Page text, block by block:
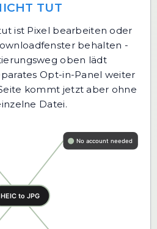
TUT
ist Pixel bearbeiten oder
behalten -
oben lädt
Opt-in-Panel weiter
kommt jetzt aber ohne
Datei.